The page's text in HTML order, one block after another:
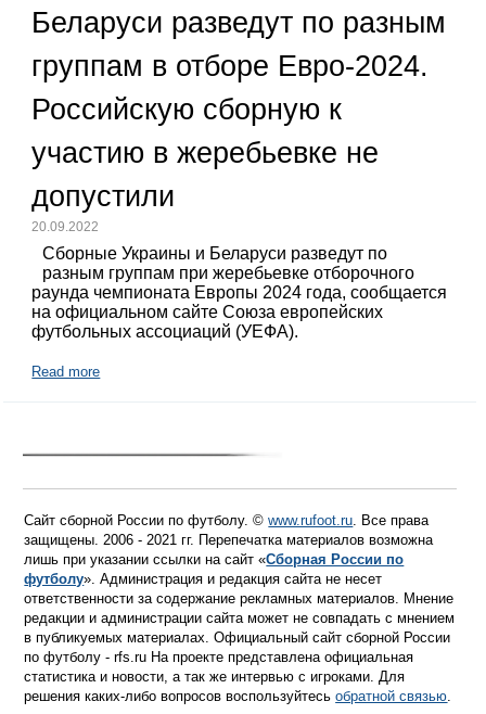
Беларуси разведут по разным
группам в отборе Евро-2024.
Российскую сборную к
участию в жеребьевке не
допустили
20.09.2022
Сборные Украины и Беларуси разведут по
разным группам при жеребьевке отборочного
раунда чемпионата Европы 2024 года, сообщается
на официальном сайте Союза европейских
футбольных ассоциаций (УЕФА).
Read more
Сайт сборной России по футболу. ©www.rufoot.ru. Все права
защищены. 2006 - 2021 гг. Перепечатка материалов возможна
лишь при указании ссылки на сайт «Сборная России по
футболу». Администрация и редакция сайта не несет
ответственности за содержание рекламных материалов. Мнение
редакции и администрации сайта может не совпадать с мнением
в публикуемых материалах. Официальный сайт сборной России
по футболу - rfs.ru На проекте представлена официальная
статистика и новости, а так же интервью с игроками. Для
решения каких-либо вопросов воспользуйтесьобратной связью.